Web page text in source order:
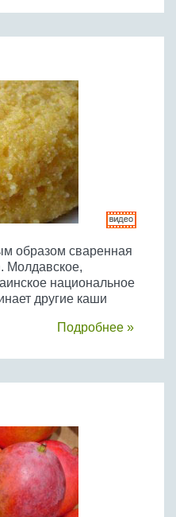
образом сваренная
Молдавское,
национальное
другие каши
Подробнее »